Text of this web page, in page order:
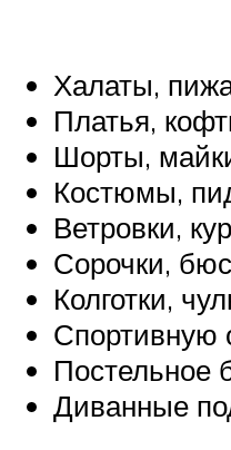
Халаты,
Платья,
Шорты,
Костюмы,
Ветровки,
Сорочки,
Колготки,
Спортивную
Постельное
Диванные